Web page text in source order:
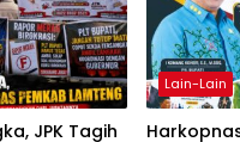
JPK Tagih
Lain-Lain